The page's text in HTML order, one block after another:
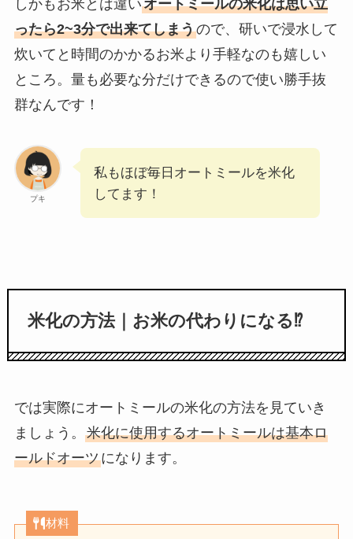
しかもお米とは違いオートミールの米化は思い立
ったら2~3分で出来てしまうので、研いで浸水して
炊いてと時間のかかるお米より手軽なのも嬉しい
ところ。量も必要な分だけできるので使い勝手抜
群なんです！
プキ
私もほぼ毎日オートミールを米化
してます！
米化の方法｜お米の代わりになる⁉︎
では実際にオートミールの米化の方法を見ていき
ましょう。 米化に使用するオートミールは基本ロ
ールドオーツになります。
材料